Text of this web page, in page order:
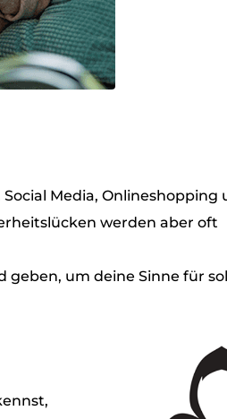
Media, Onlineshopping
werden aber oft
geben, um deine Sinne für